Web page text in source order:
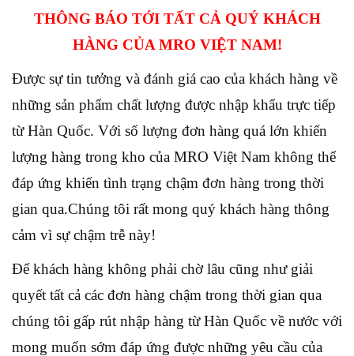
THÔNG BÁO TỚI TẤT CẢ QUÝ KHÁCH
HÀNG CỦA MRO VIỆT NAM!
Được sự tin tưởng và đánh giá cao của khách hàng về
những sản phẩm chất lượng được nhập khẩu trực tiếp
từ Hàn Quốc. Với số lượng đơn hàng quá lớn khiến
lượng hàng trong kho của MRO Việt Nam không thể
đáp ứng khiến tình trạng chậm đơn hàng trong thời
gian qua.Chúng tôi rất mong quý khách hàng thông
cảm vì sự chậm trễ này!
Để khách hàng không phải chờ lâu cũng như giải
quyết tất cả các đơn hàng chậm trong thời gian qua
chúng tôi gấp rút nhập hàng từ Hàn Quốc về nước với
mong muốn sớm đáp ứng được những yêu cầu của